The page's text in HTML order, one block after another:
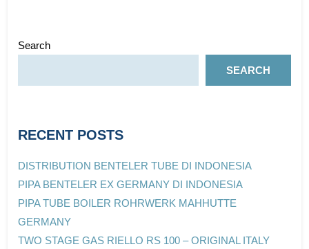
Search
SEARCH
RECENT POSTS
DISTRIBUTION BENTELER TUBE DI INDONESIA
PIPA BENTELER EX GERMANY DI INDONESIA
PIPA TUBE BOILER ROHRWERK MAHHUTTE
GERMANY
TWO STAGE GAS RIELLO RS 100 – ORIGINAL ITALY